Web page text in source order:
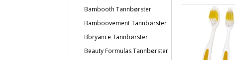
Bambooth Tannbørster
Bamboovement Tannbørster
Bbryance Tannbørster
Beauty Formulas Tannbørster